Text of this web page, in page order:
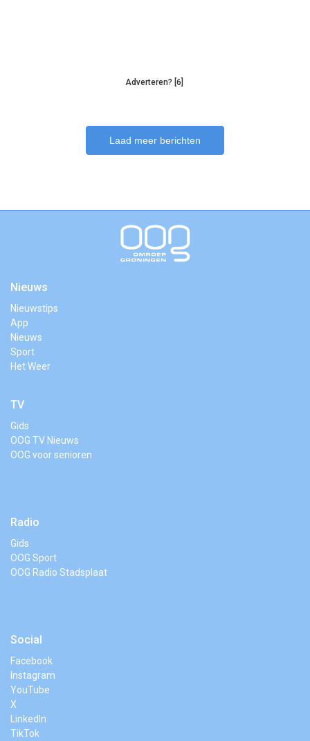
Adverteren? [6]
Laad meer berichten
Nieuws
Nieuwstips
App
Nieuws
Sport
Het Weer
TV
Gids
OOG TV Nieuws
OOG voor senioren
Radio
Gids
OOG Sport
OOG Radio Stadsplaat
Social
Facebook
Instagram
YouTube
X
LinkedIn
TikTok